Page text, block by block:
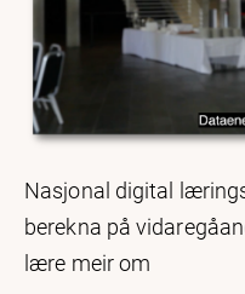
Nasjonal digital
berekna på
lære meir om